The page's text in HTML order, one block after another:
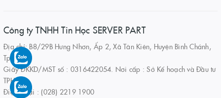
Công ty TNHH Tin Học SERVER PART
Địa chỉ: B8/29B Hưng Nhơn, Ấp 2, Xã Tân Kiên, Huyện Bình Chánh,
Tp.HCM
Giấy ĐKKD/MST số : 0316422054. Nơi cấp : Sở Kế hoạch và Đầu tư
TPHCM
Điện thoại : (028) 2219 1900